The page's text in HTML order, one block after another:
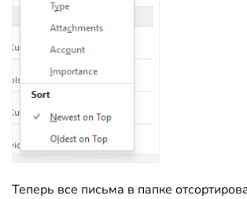
Теперь все письма в папке